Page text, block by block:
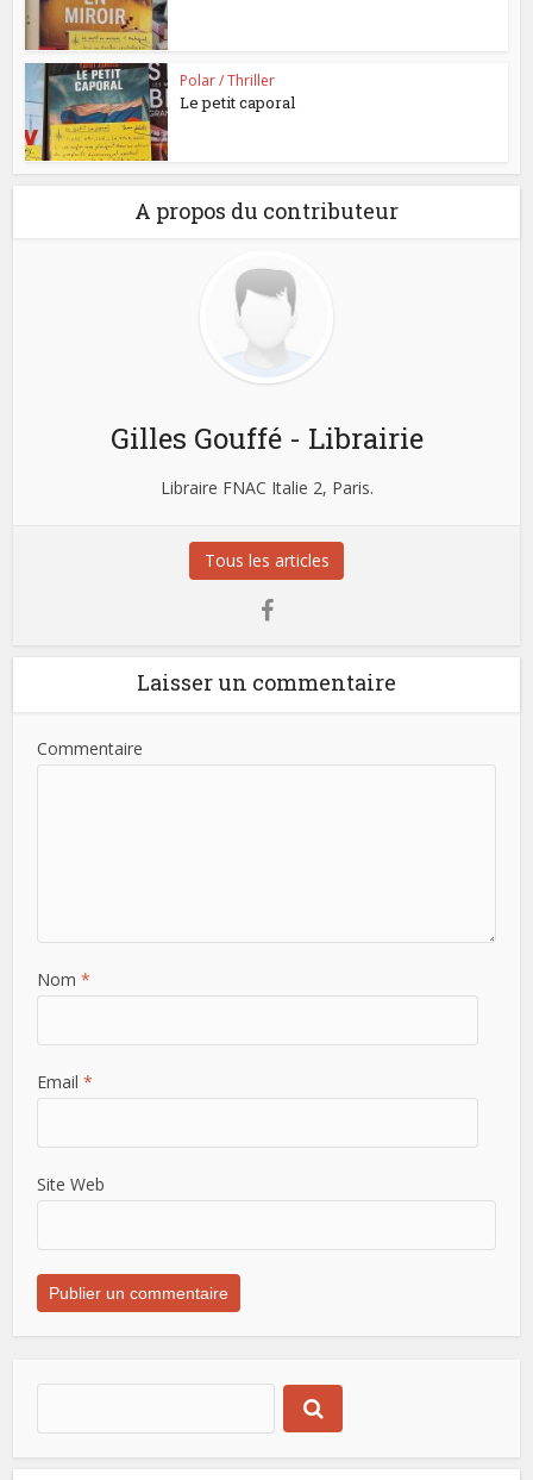
Polar / Thriller
Le petit caporal
A propos du contributeur
Gilles Gouffé - Librairie
Libraire FNAC Italie 2, Paris.
Tous les articles
Laisser un commentaire
Commentaire
Nom *
Email *
Site Web